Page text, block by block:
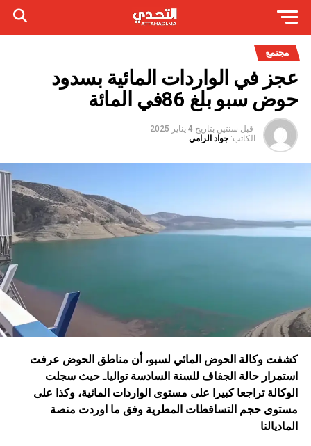
مجتمع
عجز في الواردات المائية بسدود
حوض سبو بلغ 86في المائة
قبل سنتين بتاريخ 4 يناير 2025
الكاتب: جواد الرامي
كشفت وكالة الحوض المائي لسبو، أن مناطق الحوض عرفت
استمرار حالة الجفاف للسنة السادسة توالياـ حيث سجلت
الوكالة تراجعا كبيرا على مستوى الواردات المائية، وكذا على
مستوى حجم التساقطات المطرية وفق ما اوردت منصة
الماديالنا